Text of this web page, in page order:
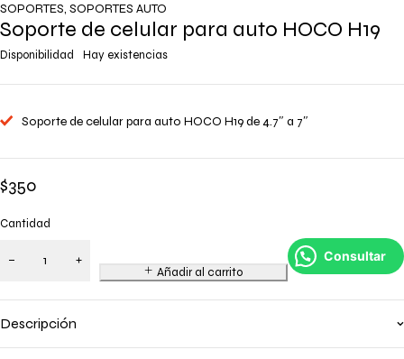
SOPORTES, SOPORTES AUTO
Soporte de celular para auto HOCO H19
Disponibilidad Hay existencias
Soporte de celular para auto HOCO H19 de 4.7″ a 7″
$350
Cantidad
Añadir al carrito
Consultar
Descripción